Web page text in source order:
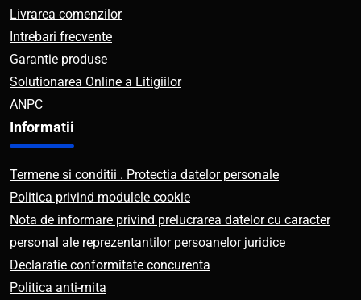
Livrarea comenzilor
Intrebari frecvente
Garantie produse
Solutionarea Online a Litigiilor
ANPC
Informatii
Termene si conditii . Protectia datelor personale
Politica privind modulele cookie
Nota de informare privind prelucrarea datelor cu caracter
personal ale reprezentantilor persoanelor juridice
Declaratie conformitate concurenta
Politica anti-mita